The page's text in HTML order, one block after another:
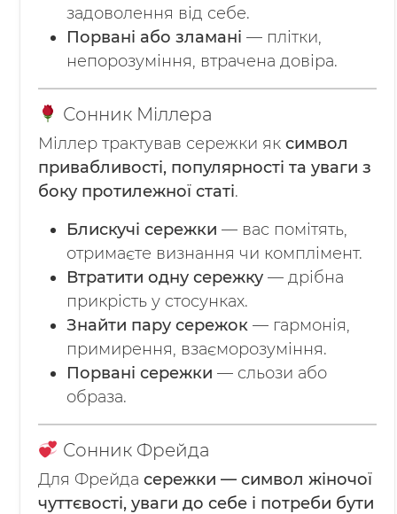
задоволення від себе.
Порвані або зламані — плітки,
непорозуміння, втрачена довіра.
Сонник Міллера
Міллер трактував сережки як символ
привабливості, популярності та уваги з
боку протилежної статі.
Блискучі сережки — вас помітять,
отримаєте визнання чи комплімент.
Втратити одну сережку — дрібна
прикрість у стосунках.
Знайти пару сережок — гармонія,
примирення, взаєморозуміння.
Порвані сережки — сльози або
образа.
Сонник Фрейда
Для Фрейда сережки — символ жіночої
чуттєвості, уваги до себе і потреби бути